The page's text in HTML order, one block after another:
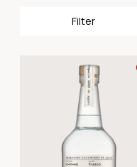
Filter